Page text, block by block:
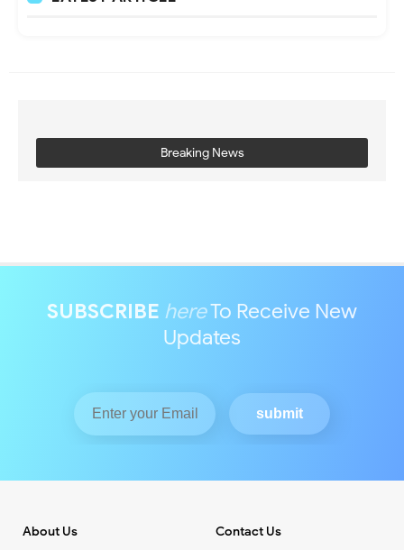
Breaking News
SUBSCRIBE hereTo Receive New
Updates
About Us Contact Us